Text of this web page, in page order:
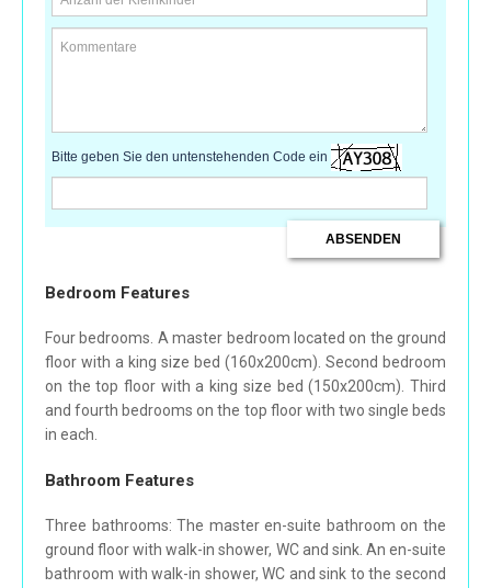
Bitte geben Sie den untenstehenden Code ein
Bedroom Features
Four bedrooms. A master bedroom located on the ground
floor with a king size bed (160x200cm). Second bedroom
on the top floor with a king size bed (150x200cm). Third
and fourth bedrooms on the top floor with two single beds
in each.
Bathroom Features
Three bathrooms: The master en-suite bathroom on the
ground floor with walk-in shower, WC and sink. An en-suite
bathroom with walk-in shower, WC and sink to the second